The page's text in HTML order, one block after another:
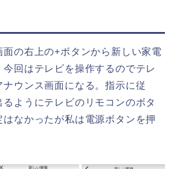
面の右上の+ボタンから新しい家電
今回はテレビを操作するのでテレ
ナウンス画面になる。指示に従
ようにテレビのリモコンのボタ
はなかったが私は電源ボタンを押